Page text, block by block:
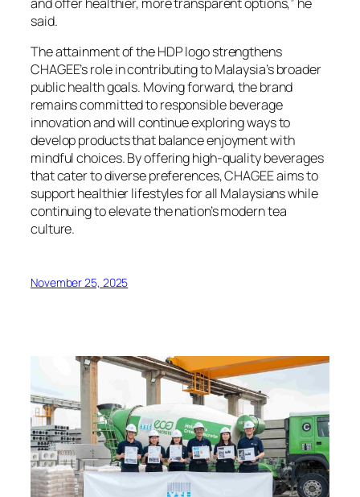
said.
The attainment of the HDP logo strengthens
CHAGEE’s role in contributing to Malaysia’s broader
public health goals. Moving forward, the brand
remains committed to responsible beverage
innovation and will continue exploring ways to
develop products that balance enjoyment with
mindful choices. By offering high-quality beverages
that cater to diverse preferences, CHAGEE aims to
support healthier lifestyles for all Malaysians while
continuing to elevate the nation’s modern tea
culture.
November 25, 2025